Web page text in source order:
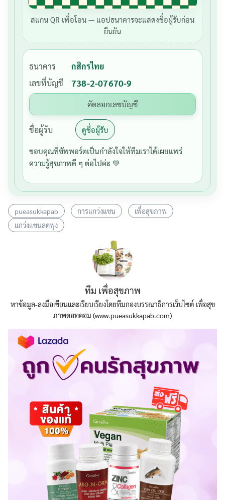
สแกน QR เพื่อโอน — แอปธนาคารจะแสดงชื่อผู้รับก่อน
ยืนยัน
ธนาคาร
กสิกรไทย
เลขที่บัญชี
738-2-07670-9
คัดลอกเลขบัญชี
ชื่อผู้รับ ดูชื่อผู้รับ
ขอบคุณที่ซัพพอร์ตเป็นกำลังใจให้ทีมเราได้เผยแพร่
ความรู้สุขภาพดี ๆ ต่อไปค่ะ 💚
pueasukkapab การแกว่งแขน
เพื่อสุขภาพ
แกว่งแขนลดพุง
ทีม เพื่อสุขภาพ
หาข้อมูล-ลงมือเขียนและเรียบเรียงโดยทีมกองบรรณาธิการเว็บไซต์ เพื่อสุข
ภาพดอทคอม (www.pueasukkapab.com)